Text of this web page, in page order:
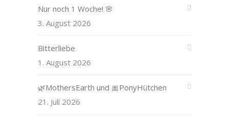
Nur noch 1 Woche! 🌸
3. August 2026
Bitterliebe
1. August 2026
🌿MothersEarth und 🎀PonyHütchen
21. Juli 2026